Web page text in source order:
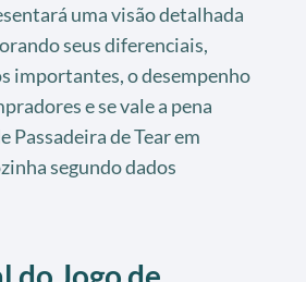
uma visão detalhada
seus diferenciais,
importantes, o desempenho
e se vale a pena
Passadeira de Tear em
segundo dados